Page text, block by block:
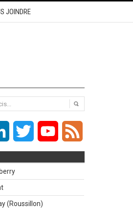
JOINDRE
LinkedIn Twitter YouTube
(Roussillon)